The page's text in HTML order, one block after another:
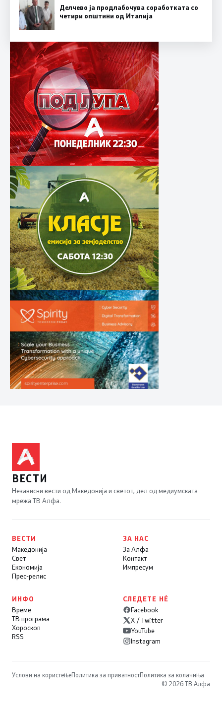
Делчево ја продлабочува соработката со
четири општини од Италија
ВЕСТИ
Независни вести од Македонија и светот, дел од медиумската
мрежа ТВ Алфа.
ВЕСТИ
Македонија
Свет
Економија
Прес-релис
ЗА НАС
За Алфа
Контакт
Импресум
ИНФО
Време
ТВ програма
Хороскоп
RSS
СЛЕДЕТЕ НÉ
Facebook
X / Twitter
YouTube
Instagram
Услови на користењеПолитика за приватностПолитика за колачиња
© 2026 ТВ Алфа